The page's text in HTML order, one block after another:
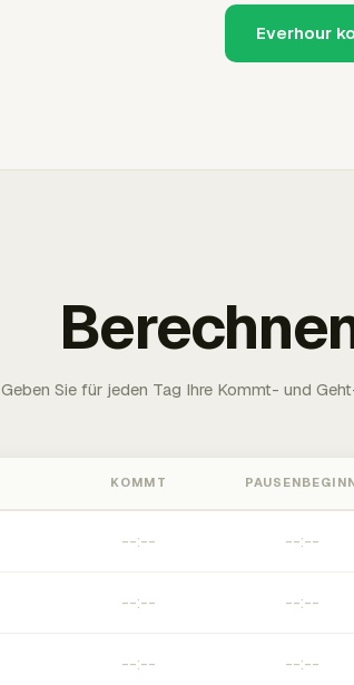
Everhour
Geben Sie für jeden Tag Ihre Kommt- und
KOMMT